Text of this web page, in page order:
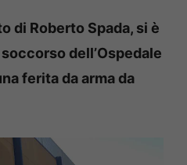
di Roberto Spada, si è
dell’Ospedale
ferita da arma da